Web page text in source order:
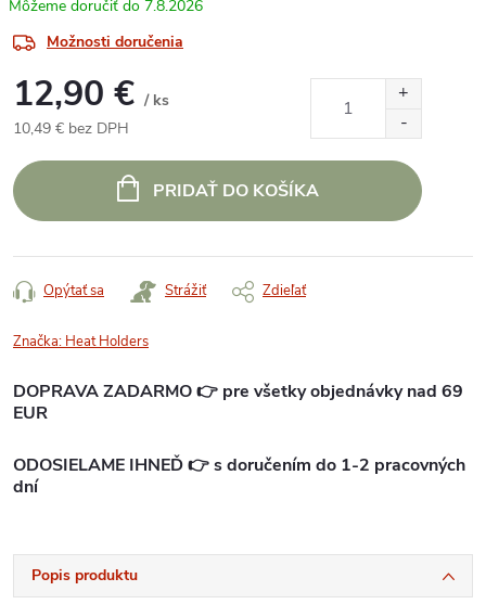
7.8.2026
Možnosti doručenia
12,90 € / ks
10,49 € bez DPH
cena:
PRIDAŤ DO KOŠÍKA
Opýtať sa Strážiť Zdieľať
Značka: Heat Holders
DOPRAVA ZADARMO 👉 pre všetky objednávky nad 69
EUR
ODOSIELAME IHNEĎ 👉 s doručením do 1-2 pracovných
dní
Popis produktu